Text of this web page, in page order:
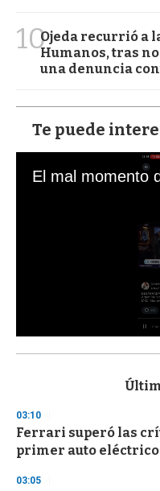
10Ojeda recurrió a
Humanos, tras
una denuncia
Te puede
s
d
s
o
f
3
03:10
Ferrari superó las
primer auto eléctrico
03:05